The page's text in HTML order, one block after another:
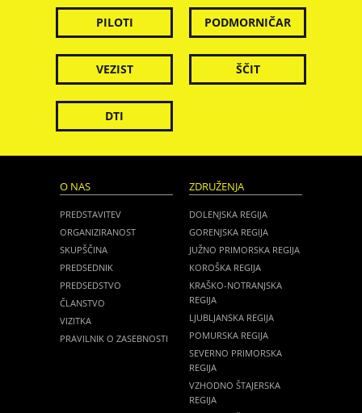
PILOTI PODMORNIČAR
VEZIST ŠČIT
DTI
O NAS
PREDSTAVITEV
ORGANIZIRANOST
SKUPŠČINA
PREDSEDNIK
PREDSEDSTVO
ČLANSTVO
VIZITKA
PRAVILNIK O ZASEBNOSTI
ZDRUŽENJA
DOLENJSKA REGIJA
GORENJSKA REGIJA
JUŽNO PRIMORSKA REGIJA
KOROŠKA REGIJA
KRAŠKO-NOTRANJSKA
REGIJA
LJUBLJANSKA REGIJA
POMURSKA REGIJA
SEVERNO PRIMORSKA
REGIJA
VZHODNO ŠTAJERSKA
REGIJA